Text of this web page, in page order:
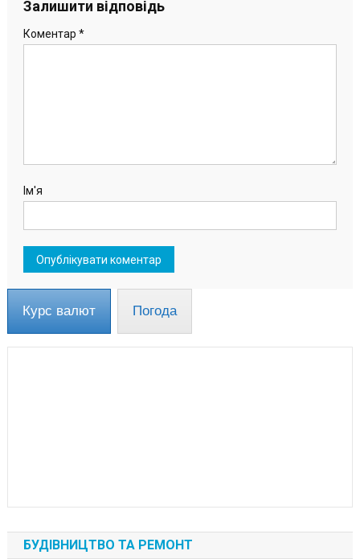
записів
Залишити відповідь
Коментар *
Ім'я
Курс валют Погода
БУДІВНИЦТВО ТА РЕМОНТ